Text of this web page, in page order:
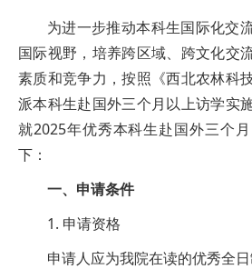
为进一步推动本科生国际化交
国际视野，培养跨区域、跨文化交
素质和竞争力，按照《西北农林科
派本科生赴国外三个月以上访学实
就2025年优秀本科生赴国外三个
下：
一、申请条件
1. 申请资格
申请人应为我院在读的优秀全日